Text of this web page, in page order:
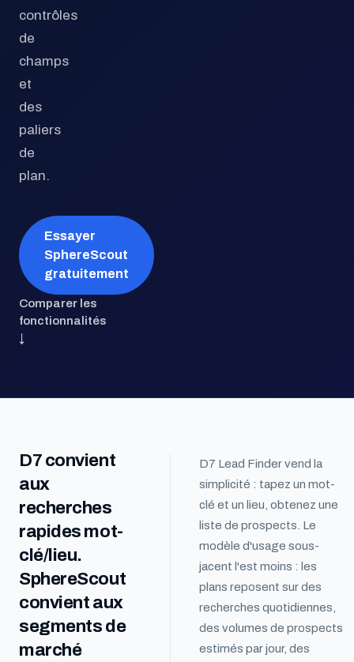
contrôles
de
champs
et
des
paliers
de
plan.
Essayer
SphereScout
gratuitement
Comparer les
fonctionnalités
↓
D7 convient
aux
recherches
rapides mot-
clé/lieu.
SphereScout
convient aux
segments de
marché
D7 Lead Finder vend la
simplicité : tapez un mot-
clé et un lieu, obtenez une
liste de prospects. Le
modèle d'usage sous-
jacent l'est moins : les
plans reposent sur des
recherches quotidiennes,
des volumes de prospects
estimés par jour, des